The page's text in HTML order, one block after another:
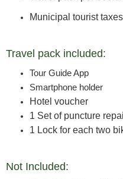
Municipal tourist taxes
Travel pack included:
Tour Guide App
Smartphone holder
Hotel voucher
1 Set of puncture
1 Lock for each two
Not Included: